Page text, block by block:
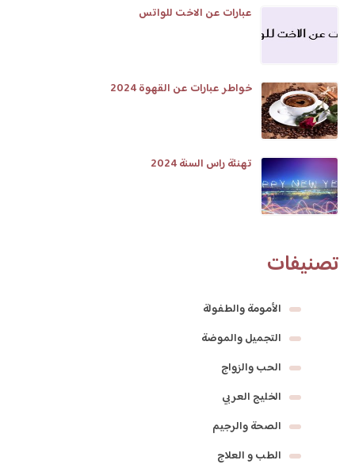
عبارات عن الاخت للواتس
خواطر عبارات عن القهوة 2024
تهنئة راس السنة 2024
تصنيفات
الأمومة والطفولة
التجميل والموضة
الحب والزواج
الخليج العربي
الصحة والرجيم
الطب و العلاج